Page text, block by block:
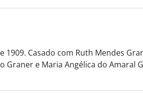
1909. Casado com Ruth Mendes
e Maria Angélica do Amaral